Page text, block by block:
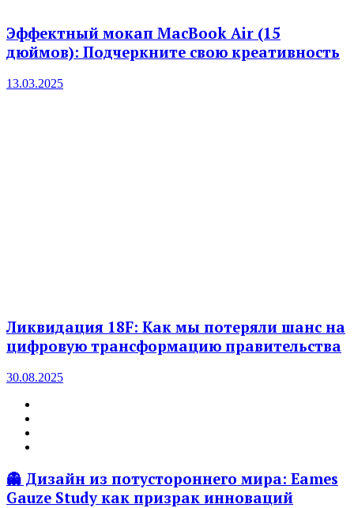
Эффектный мокап MacBook Air (15
дюймов): Подчеркните свою креативность
13.03.2025
Ликвидация 18F: Как мы потеряли шанс на
цифровую трансформацию правительства
30.08.2025
👻 Дизайн из потустороннего мира: Eames
Gauze Study как призрак инноваций